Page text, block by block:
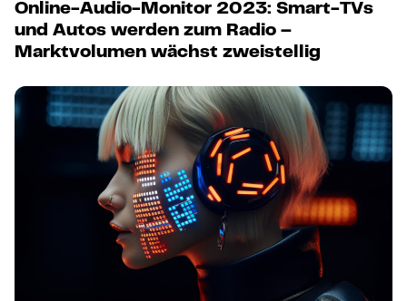
Online-Audio-Monitor 2023: Smart-TVs
und Autos werden zum Radio –
Marktvolumen wächst zweistellig